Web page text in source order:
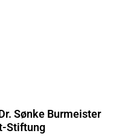
Sønke Burmeister
Stiftung